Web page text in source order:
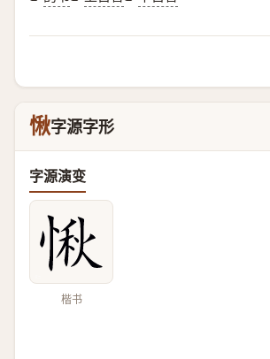
愀字源字形
字源演变
楷书